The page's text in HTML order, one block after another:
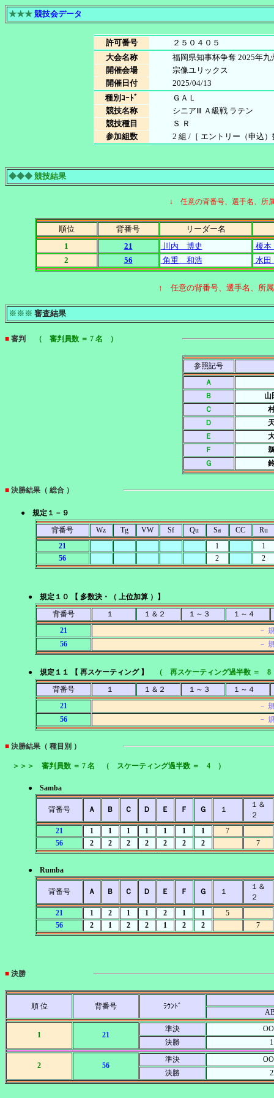
★★★ 競技会データ
許可番号
２５０４０５
大会名称
福岡県知事杯争奪 2025年
開催会場
宗像ユリックス
開催日付
2025/04/13
種別ｺｰﾄﾞ
ＧＡＬ
競技名称
シニアⅢ Ａ級戦 ラテン
競技種目
Ｓ Ｒ
参加組数
2 組 /［ エントリー（申込）
◆◆◆ 競技結果
↓ 任意の背番号、選手名、所
順位 背番号
リーダー名
1
21 川内 博史
榎
2
56 角重 和浩 水
↑ 任意の背番号、選手名、所
※※※ 審査結果
■ 審判 （ 審判員数 ＝ 7 名 ）
参照記号
Ａ
Ｂ
Ｃ
Ｄ
Ｅ
Ｆ
Ｇ
■ 決勝結果（ 総合 ）
● 規定１－９
背番号
Wz Tg VW Sf Qu Sa CC
Ru
21
1
1
56
2 2
● 規定１０ 【 多数決・（ 上位加算 ）】
背番号
１ １＆２ １～３
１～４
21
－
56
－
● 規定１１ 【 再スケーティング 】
（ 再スケーティング過半数 ＝
背番号
１ １＆２ １～３
１～４
21
－
56
－
■ 決勝結果（ 種目別 ）
＞＞＞ 審判員数 ＝ 7 名 （ スケーティング過半数 ＝ 4 ）
● Samba
背番号 Ａ Ｂ Ｃ Ｄ Ｅ Ｆ Ｇ １
１＆
２
21
1 1 1 1 1 1 1
7
56
2 2 2 2 2 2 2 7
● Rumba
背番号 Ａ Ｂ Ｃ Ｄ Ｅ Ｆ Ｇ １
１＆
２
21
1 2 1 1 2 1 1
5
56
2 1 2 2 1 2 2 7
■ 決勝
順 位 背番号 ﾗｳﾝﾄﾞ
1 21
準決
決勝
2 56
準決
決勝